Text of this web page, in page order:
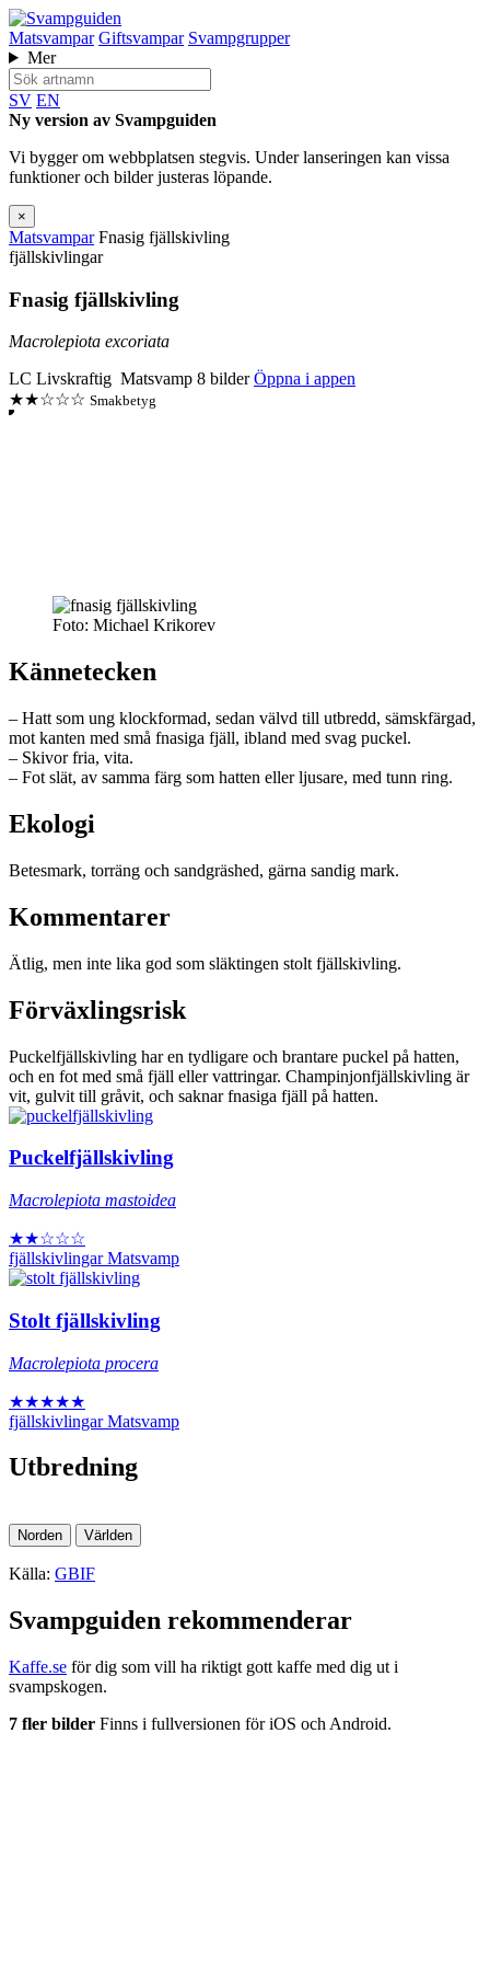
Matsvampar Giftsvampar Svampgrupper
Mer
SV EN
Ny version av Svampguiden
Vi bygger om webbplatsen stegvis. Under lanseringen kan vissa
funktioner och bilder justeras löpande.
×
Matsvampar Fnasig fjällskivling
fjällskivlingar
Fnasig fjällskivling
Macrolepiota excoriata
LC Livskraftig Matsvamp 8 bilder Öppna i appen
★★☆☆☆ Smakbetyg
Foto: Michael Krikorev
Kännetecken
– Hatt som ung klockformad, sedan välvd till utbredd, sämskfärgad,
mot kanten med små fnasiga fjäll, ibland med svag puckel.
– Skivor fria, vita.
– Fot slät, av samma färg som hatten eller ljusare, med tunn ring.
Ekologi
Betesmark, torräng och sandgräshed, gärna sandig mark.
Kommentarer
Ätlig, men inte lika god som släktingen stolt fjällskivling.
Förväxlingsrisk
Puckelfjällskivling har en tydligare och brantare puckel på hatten,
och en fot med små fjäll eller vattringar. Champinjonfjällskivling är
vit, gulvit till gråvit, och saknar fnasiga fjäll på hatten.
Puckelfjällskivling
Macrolepiota mastoidea
★★☆☆☆
fjällskivlingar Matsvamp
Stolt fjällskivling
Macrolepiota procera
★★★★★
fjällskivlingar Matsvamp
Utbredning
Norden Världen
Källa: GBIF
Svampguiden rekommenderar
Kaffe.se för dig som vill ha riktigt gott kaffe med dig ut i
svampskogen.
7 fler bilder Finns i fullversionen för iOS och Android.